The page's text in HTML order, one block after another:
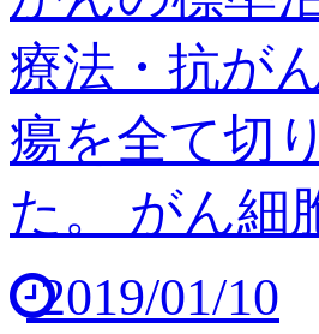
療法・抗が
瘍を全て切
た。 がん細
2019/01/10